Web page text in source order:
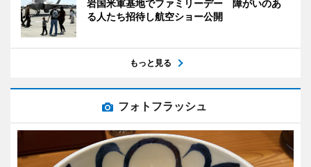
岩国米軍基地でファミリーデー 障がいのあ
る人たち招待し航空ショー公開
もっと見る
フォトフラッシュ